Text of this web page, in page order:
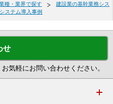
種・業界で探す
建設業の基幹業務シス
ステム導入事例
せ
気軽にお問い合わせください。